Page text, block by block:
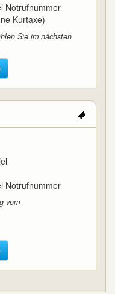
Notrufnummer
Kurtaxe)
Sie im nächsten
Notrufnummer
vom